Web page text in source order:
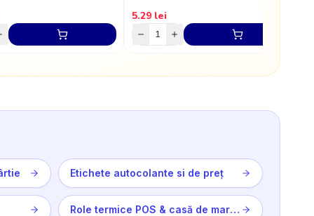
5.29 lei
Etichete autocolante si de preț
Role termice POS & casă de marcat